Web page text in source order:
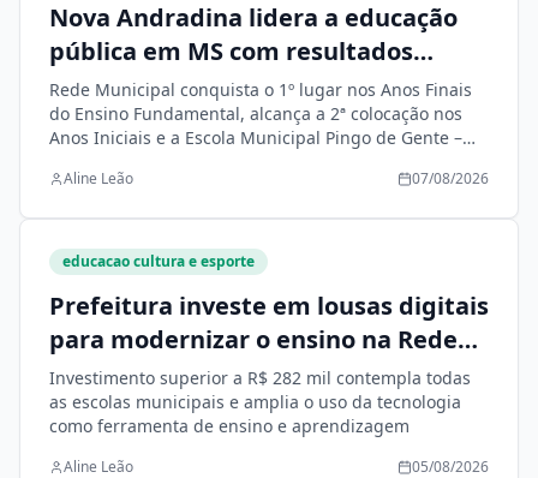
Nova Andradina lidera a educação
pública em MS com resultados
históricos no IDEB 2025
Rede Municipal conquista o 1º lugar nos Anos Finais
do Ensino Fundamental, alcança a 2ª colocação nos
Anos Iniciais e a Escola Municipal Pingo de Gente –
do Estado
Aline Leão 07/08/2026
educacao cultura e esporte
Prefeitura investe em lousas digitais
para modernizar o ensino na Rede
Municipal
Investimento superior a R$ 282 mil contempla todas
as escolas municipais e amplia o uso da tecnologia
como ferramenta de ensino e aprendizagem
Aline Leão 05/08/2026